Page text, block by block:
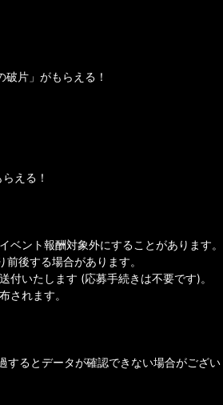
片」がもらえる！
える！
ント報酬対象外にすることがあります。
後する場合があります。
いたします (応募手続きは不要です)。
されます。
するとデータが確認できない場合がござい